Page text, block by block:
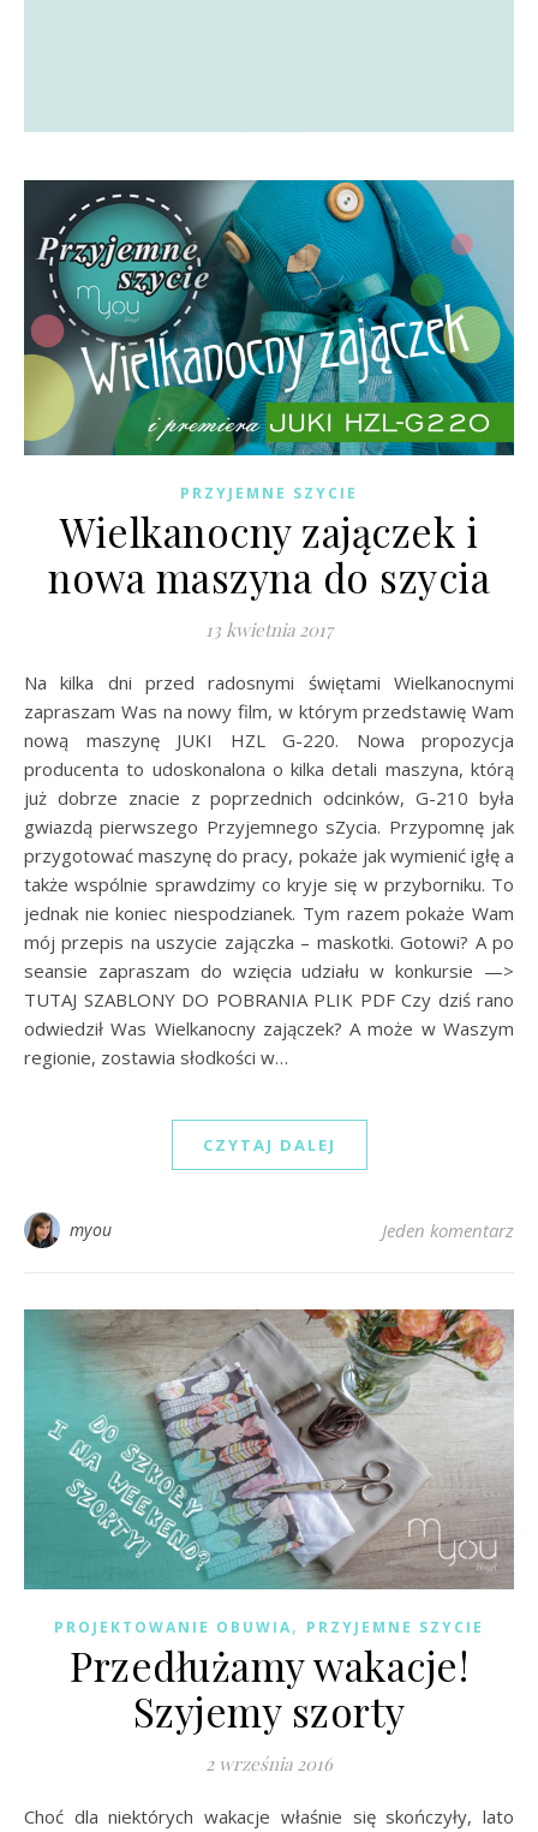
PRZYJEMNE SZYCIE
Wielkanocny zajączek i
nowa maszyna do szycia
13 kwietnia 2017
Na kilka dni przed radosnymi świętami Wielkanocnymi
zapraszam Was na nowy film, w którym przedstawię Wam
nową maszynę JUKI HZL G-220. Nowa propozycja
producenta to udoskonalona o kilka detali maszyna, którą
już dobrze znacie z poprzednich odcinków, G-210 była
gwiazdą pierwszego Przyjemnego sZycia. Przypomnę jak
przygotować maszynę do pracy, pokaże jak wymienić igłę a
także wspólnie sprawdzimy co kryje się w przyborniku. To
jednak nie koniec niespodzianek. Tym razem pokaże Wam
mój przepis na uszycie zajączka – maskotki. Gotowi? A po
seansie zapraszam do wzięcia udziału w konkursie —>
TUTAJ SZABLONY DO POBRANIA PLIK PDF Czy dziś rano
odwiedził Was Wielkanocny zajączek? A może w Waszym
regionie, zostawia słodkości w…
CZYTAJ DALEJ
myou Jeden komentarz
PROJEKTOWANIE OBUWIA, PRZYJEMNE SZYCIE
Przedłużamy wakacje!
Szyjemy szorty
2 września 2016
Choć dla niektórych wakacje właśnie się skończyły, lato